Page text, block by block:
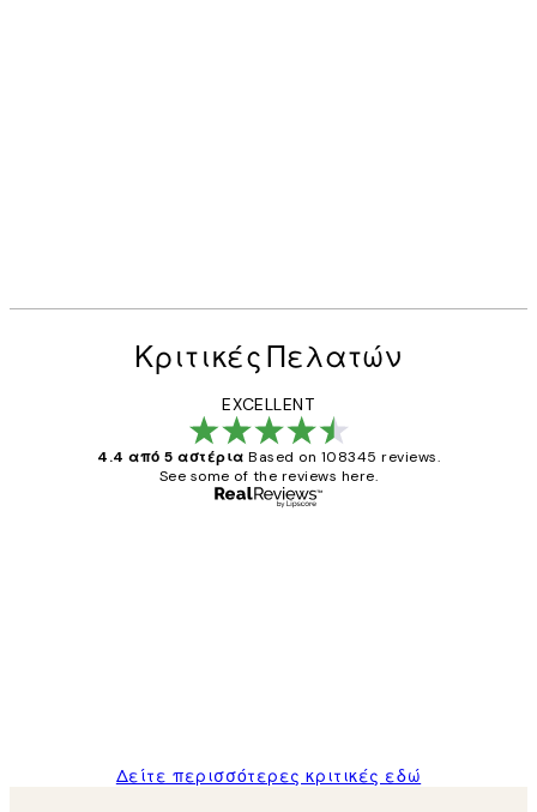
Κριτικές Πελατών
EXCELLENT
4.4 από 5 αστέρια Based on 108345 reviews.
See some of the reviews here.
Δείτε περισσότερες κριτικές εδώ